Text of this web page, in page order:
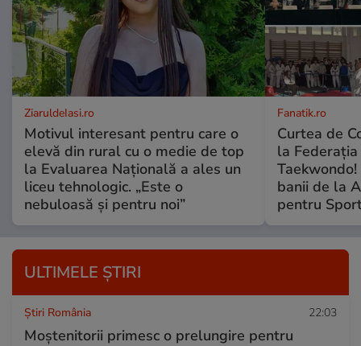
ZiaruldeIasi.ro
Motivul interesant pentru care o
elevă din rural cu o medie de top
la Evaluarea Națională a ales un
liceu tehnologic. „Este o
nebuloasă și pentru noi”
Fanatik.ro
Curtea de
la
banii de la
pentru
ULTIMELE ȘTIRI
Știri România 22:03
Moștenitorii primesc o prelungire pentru